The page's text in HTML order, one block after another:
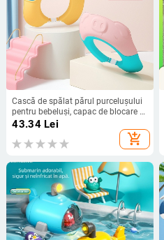
Cască de spălat părul purcelușului
pentru bebeluși, capac de blocare a
apei, capac de spălare a părului,
protecție pentru urechi, cască de
duș pentru bebeluși, en-gros
43.34Lei
add_shopping_cart